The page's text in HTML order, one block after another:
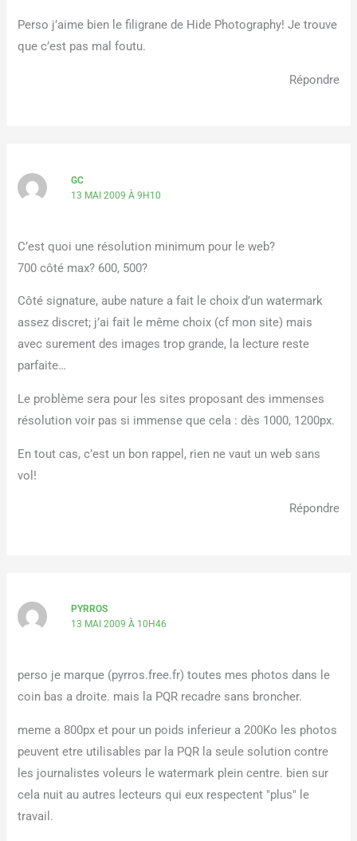
Perso j’aime bien le filigrane de Hide Photography! Je trouve
que c’est pas mal foutu.
Répondre
GC
13 MAI 2009 À 9H10
C’est quoi une résolution minimum pour le web?
700 côté max? 600, 500?
Côté signature, aube nature a fait le choix d’un watermark
assez discret; j’ai fait le même choix (cf mon site) mais
avec surement des images trop grande, la lecture reste
parfaite…
Le problème sera pour les sites proposant des immenses
résolution voir pas si immense que cela : dès 1000, 1200px.
En tout cas, c’est un bon rappel, rien ne vaut un web sans
vol!
Répondre
PYRROS
13 MAI 2009 À 10H46
perso je marque (pyrros.free.fr) toutes mes photos dans le
coin bas a droite. mais la PQR recadre sans broncher.
meme a 800px et pour un poids inferieur a 200Ko les photos
peuvent etre utilisables par la PQR la seule solution contre
les journalistes voleurs le watermark plein centre. bien sur
cela nuit au autres lecteurs qui eux respectent "plus" le
travail.